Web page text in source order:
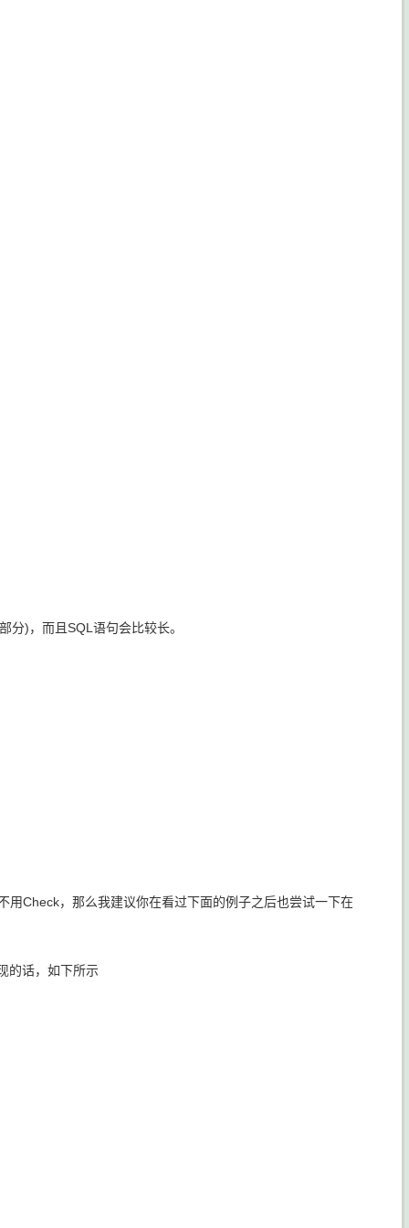
分)，而且SQL语句会比较长。
Check，那么我建议你在看过下面的例子之后也尝试一下在
的话，如下所示